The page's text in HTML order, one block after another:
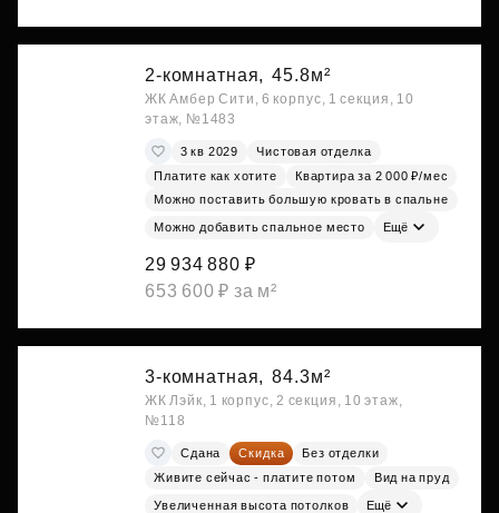
2-комнатная, 45.8м²
ЖК Амбер Сити, 6 корпус, 1 секция, 10
этаж, №1483
3 кв 2029
Чистовая отделка
Платите как хотите
Квартира за 2 000 ₽/мес
Можно поставить большую кровать в спальне
Можно добавить спальное место Ещё
29 934 880 ₽
653 600 ₽ за м²
3-комнатная, 84.3м²
ЖК Лэйк, 1 корпус, 2 секция, 10 этаж,
№118
Сдана Скидка
Без отделки
Живите сейчас - платите потом
Вид на пруд
Увеличенная высота потолков Ещё